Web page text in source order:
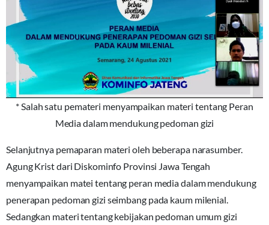
* Salah satu pemateri menyampaikan materi tentang Peran
Media dalam mendukung pedoman gizi
Selanjutnya pemaparan materi oleh beberapa narasumber.
Agung Krist dari Diskominfo Provinsi Jawa Tengah
menyampaikan matei tentang peran media dalam mendukung
penerapan pedoman gizi seimbang pada kaum milenial.
Sedangkan materi tentang kebijakan pedoman umum gizi